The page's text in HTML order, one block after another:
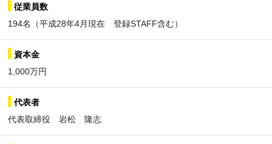
従業員数
194名（平成28年4月現在 登録STAFF含む）
資本金
1,000万円
代表者
代表取締役 岩松 隆志